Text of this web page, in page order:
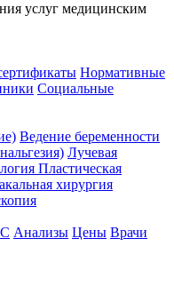
услуг медицинским
Нормативные
Социальные
Ведение беременности
Лучевая
Пластическая
хирургия
Анализы Цены Врачи